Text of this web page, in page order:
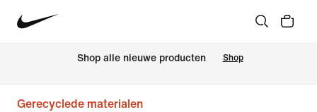
Shop alle nieuwe producten Shop
Gerecyclede materialen